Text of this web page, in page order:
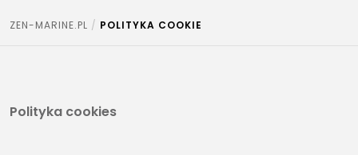
Jak szukać części
ZEN-MARINE.PL POLITYKA COOKIE
Polityka cookies